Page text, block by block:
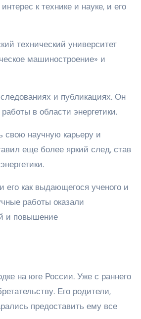
к технике и науке, и его
технический университет
машиностроение» и
и публикациях. Он
в области энергетики.
научную карьеру и
еще более яркий след, став
как выдающегося ученого и
работы оказали
и повышение
на юге России. Уже с раннего
Его родители,
предоставить ему все